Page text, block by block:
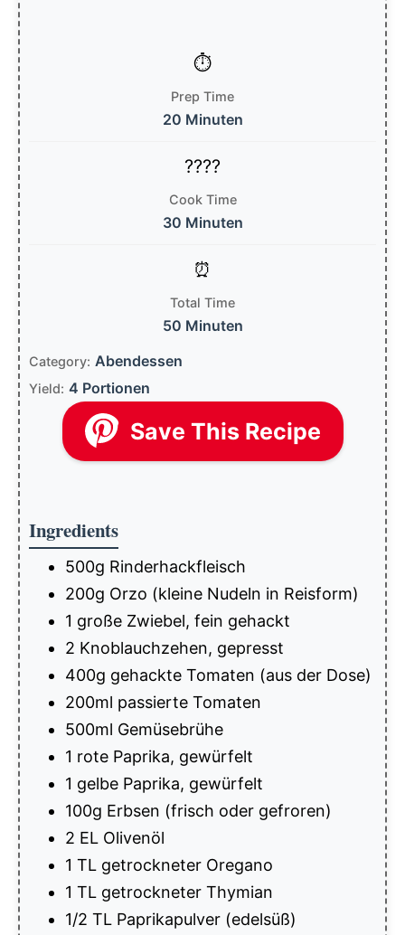
Prep Time
20 Minuten
Cook Time
30 Minuten
Total Time
50 Minuten
Category: Abendessen
Yield: 4 Portionen
Save This Recipe
Ingredients
500g Rinderhackfleisch
200g Orzo (kleine Nudeln in Reisform)
1 große Zwiebel, fein gehackt
2 Knoblauchzehen, gepresst
400g gehackte Tomaten (aus der Dose)
200ml passierte Tomaten
500ml Gemüsebrühe
1 rote Paprika, gewürfelt
1 gelbe Paprika, gewürfelt
100g Erbsen (frisch oder gefroren)
2 EL Olivenöl
1 TL getrockneter Oregano
1 TL getrockneter Thymian
1/2 TL Paprikapulver (edelsüß)